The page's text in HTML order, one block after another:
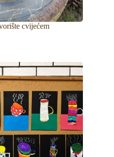
cvijećem